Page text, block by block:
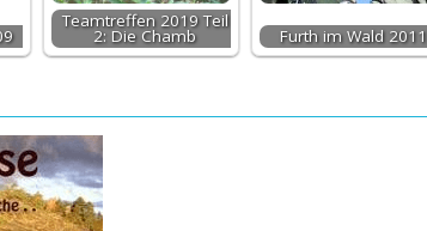
Teamtreffen 2019 Teil
2: Die Chamb Furth im Wald 2011